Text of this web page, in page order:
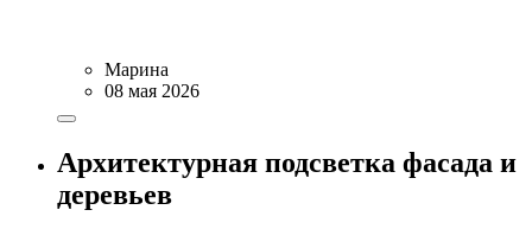
Марина
08 мая 2026
Архитектурная подсветка фасада и
деревьев